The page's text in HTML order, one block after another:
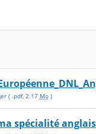
( .pdf, 2.17 Mo)
spécialité